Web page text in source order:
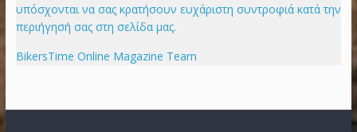
υπόσχονται να σας κρατήσουν ευχάριστη συντροφιά κατά την
περιήγησή σας στη σελίδα μας.
BikersTime Online Magazine Team